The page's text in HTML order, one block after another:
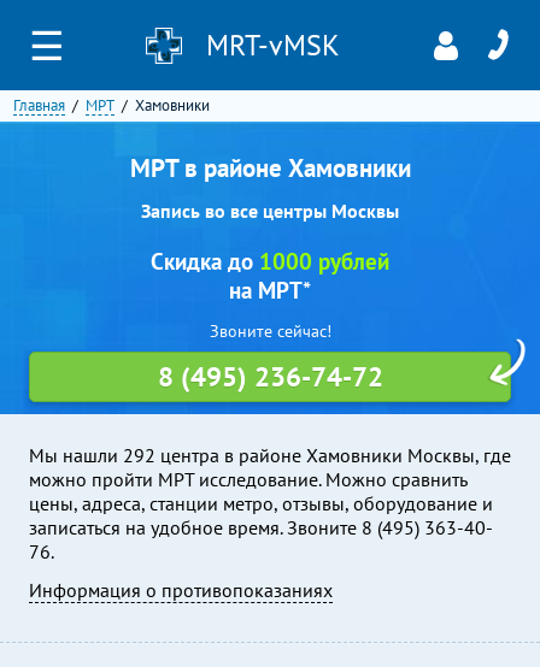
☰ MRT-vMSK
Главная МРТ Хамовники
МРТ в районе Хамовники
Запись во все центры Москвы
Мы нашли 292 центра в районе Хамовники Москвы, где
можно пройти МРТ исследование. Можно сравнить
цены, адреса, станции метро, отзывы, оборудование и
записаться на удобное время. Звоните 8 (495) 363-40-
76.
Информация о противопоказаниях
Скидка до 1000 рублей
на МРТ*
Звоните сейчас!
8 (495) 236-74-72